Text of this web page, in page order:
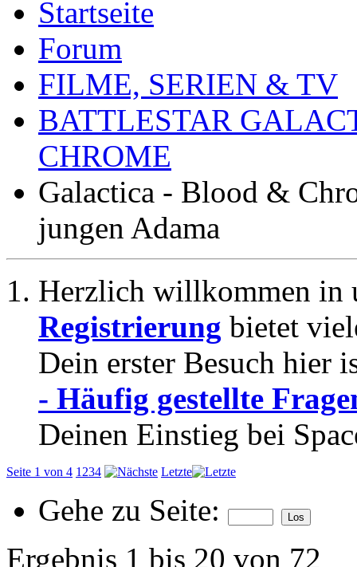
Forum
FILME, SERIEN & TV
BATTLESTAR
CHROME
Galactica - Blood &
jungen Adama
Herzlich willkommen in
Registrierung bietet
Dein erster Besuch hier
- Häufig gestellte
Deinen Einstieg bei
Seite 1 von 4 1 234 Letzte
Gehe zu Seite:
Ergebnis 1 bis 20 von 72